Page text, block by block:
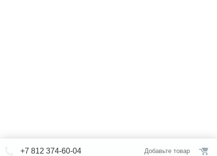
+7 812 374-60-04 Добавьте товар